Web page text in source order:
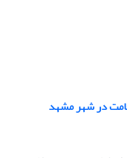
در شهر مشهد